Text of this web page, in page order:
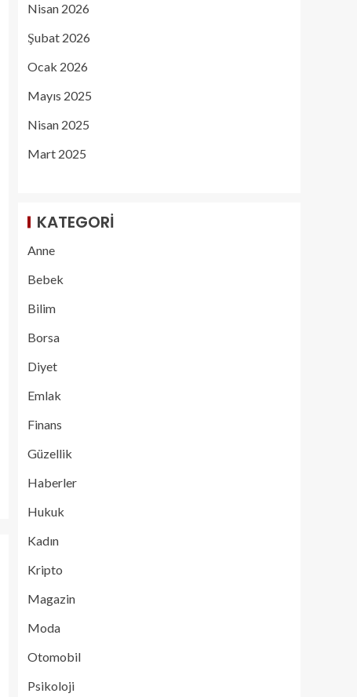
Nisan 2026
Şubat 2026
Ocak 2026
Mayıs 2025
Nisan 2025
Mart 2025
KATEGORI
Anne
Bebek
Bilim
Borsa
Diyet
Emlak
Finans
Güzellik
Haberler
Hukuk
Kadın
Kripto
Magazin
Moda
Otomobil
Psikoloji